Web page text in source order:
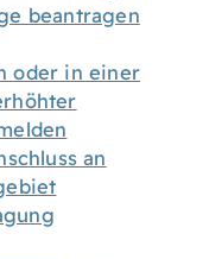
beantragen
oder in einer
an